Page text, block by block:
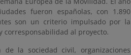
fueron españolas, con 1.890
son un criterio impulsado por la
corresponsabilidad al proyecto.
la sociedad civil, organizaciones